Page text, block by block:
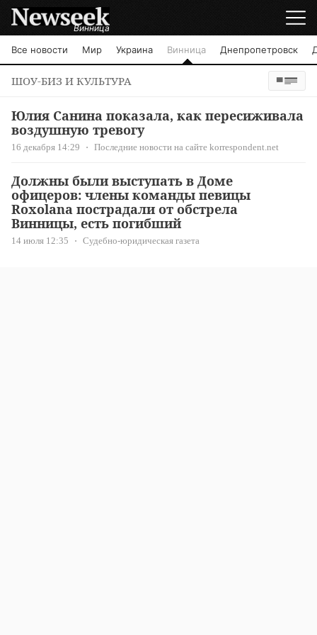
Винница
Все новости Мир Украина Винница Днепропетровск
ШОУ-БИЗ И КУЛЬТУРА
Юлия Санина показала, как пересиживала
воздушную тревогу
16 декабря 14:29 Последние новости на сайте korrespondent.net
Должны были выступать в Доме
офицеров: члены команды певицы
Roxolana пострадали от обстрела
Винницы, есть погибший
14 июля 12:35 Судебно-юридическая газета